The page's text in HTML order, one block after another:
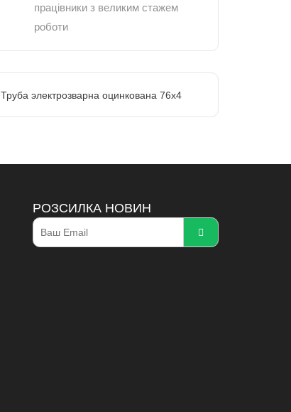
працівники з великим стажем
роботи
Труба электрозварна оцинкована 76х4
РОЗСИЛКА НОВИН